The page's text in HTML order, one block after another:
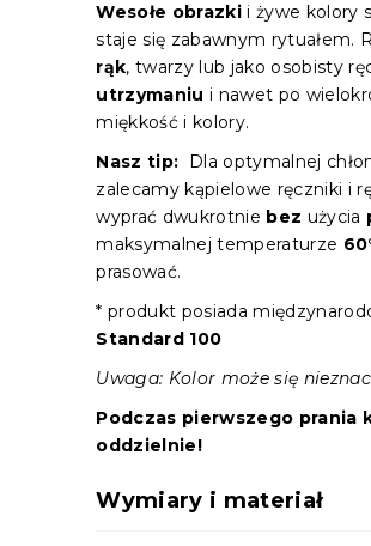
Wesołe obrazki i żywe kolory
staje się zabawnym rytuałem.
rąk, twarzy lub jako osobisty
utrzymaniu i nawet po
miękkość i kolory.
Nasz tip: Dla optymalnej
zalecamy kąpielowe ręczniki i
wyprać dwukrotnie bez użycia
maksymalnej temperaturze
prasować.
* produkt posiada
Standard 100
Uwaga: Kolor może się
Podczas pierwszego prania
oddzielnie!
Wymiary i materiał